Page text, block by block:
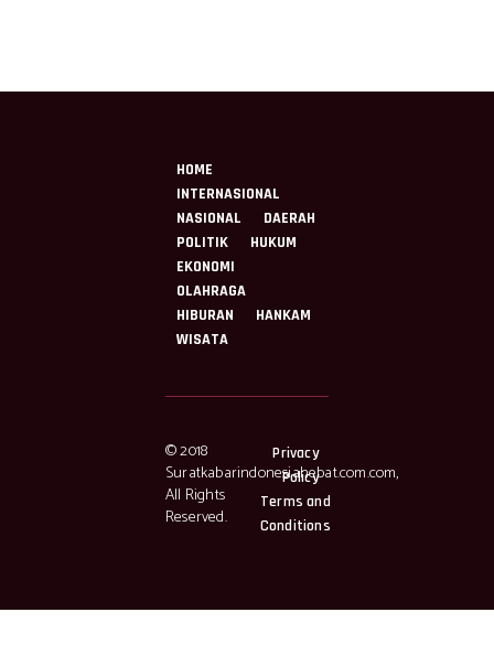
HOME
INTERNASIONAL
NASIONAL
DAERAH
POLITIK
HUKUM
EKONOMI
OLAHRAGA
HIBURAN
HANKAM
WISATA
© 2018
Suratkabarindonesiahebat.com.com,
All Rights
Reserved.
Privacy
Policy
Terms and
Conditions